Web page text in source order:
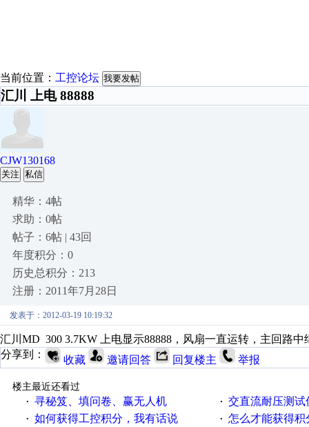
当前位置： 工控论坛 我要发帖
汇川 上电 88888
CJW130168
关注 私信
精华：4帖
求助：0帖
帖子：6帖 | 43回
年度积分：0
历史总积分：213
注册：2011年7月28日
发表于：2012-03-19 10:19:32
汇川MD 300 3.7KW 上电显示88888，风扇一直运转，主回路
分享到：
收藏 邀请回答 回复楼主 举报
楼主最近还看过
· 寻秘笈、填问卷、赢无人机 · 交直流耐压测
· 如何获得工控积分，我有话说 · 怎么才能获得积